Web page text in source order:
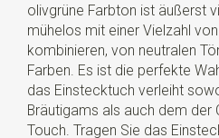
olivgrüne Farbton ist äußerst
mühelos mit einer Vielzahl
kombinieren, von neutralen
Farben. Es ist die perfekte
das Einstecktuch verleiht
Bräutigams als auch dem der
Touch. Tragen Sie das